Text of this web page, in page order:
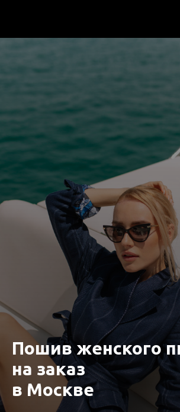
Пошив женского
на заказ
в Москве